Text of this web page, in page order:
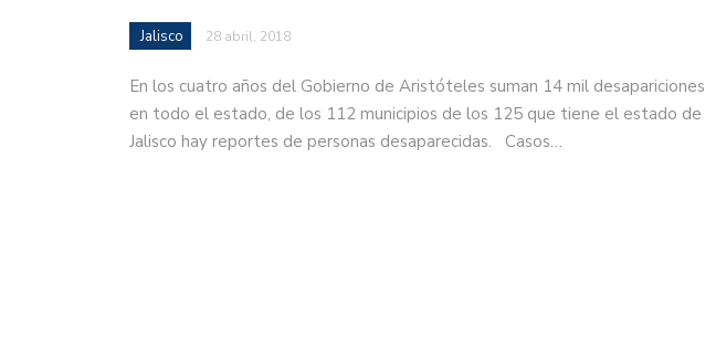
Jalisco 28 abril, 2018
En los cuatro años del Gobierno de Aristóteles suman 14 mil desapariciones
en todo el estado, de los 112 municipios de los 125 que tiene el estado de
Jalisco hay reportes de personas desaparecidas. Casos…